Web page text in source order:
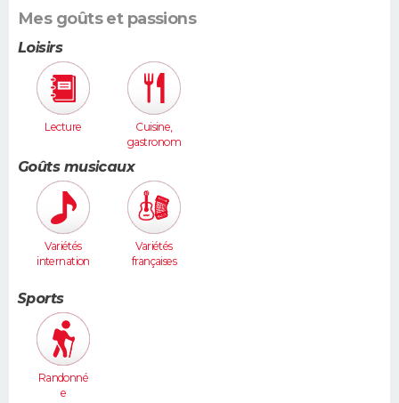
Mes goûts et passions
Loisirs
Lecture
Cuisine,
gastronom
Goûts musicaux
Variétés
internation
Variétés
françaises
Sports
Randonné
e